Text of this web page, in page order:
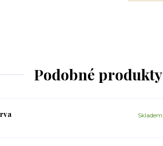
Podobné produkty
Skladem